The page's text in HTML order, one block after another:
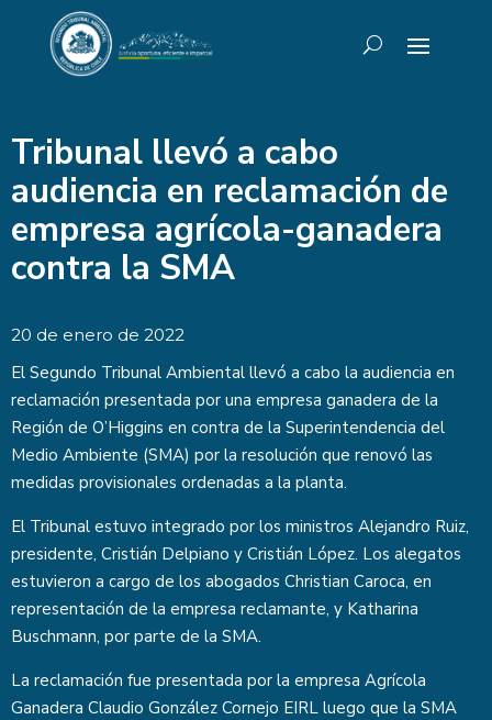
Tribunal llevó a cabo
audiencia en reclamación de
empresa agrícola-ganadera
contra la SMA
20 de enero de 2022
El Segundo Tribunal Ambiental llevó a cabo la audiencia en
reclamación presentada por una empresa ganadera de la
Región de O’Higgins en contra de la Superintendencia del
Medio Ambiente (SMA) por la resolución que renovó las
medidas provisionales ordenadas a la planta.
El Tribunal estuvo integrado por los ministros Alejandro Ruiz,
presidente, Cristián Delpiano y Cristián López. Los alegatos
estuvieron a cargo de los abogados Christian Caroca, en
representación de la empresa reclamante, y Katharina
Buschmann, por parte de la SMA.
La reclamación fue presentada por la empresa Agrícola
Ganadera Claudio González Cornejo EIRL luego que la SMA